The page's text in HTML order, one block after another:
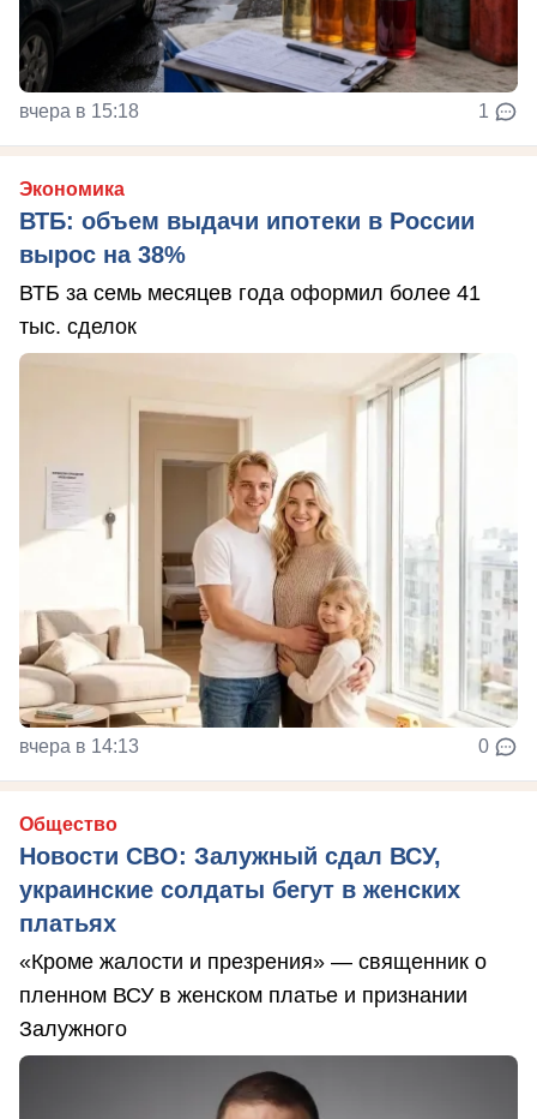
вчера в 15:18 1
Экономика
ВТБ: объем выдачи ипотеки в России
вырос на 38%
ВТБ за семь месяцев года оформил более 41
тыс. сделок
вчера в 14:13 0
Общество
Новости СВО: Залужный сдал ВСУ,
украинские солдаты бегут в женских
платьях
«Кроме жалости и презрения» — священник о
пленном ВСУ в женском платье и признании
Залужного